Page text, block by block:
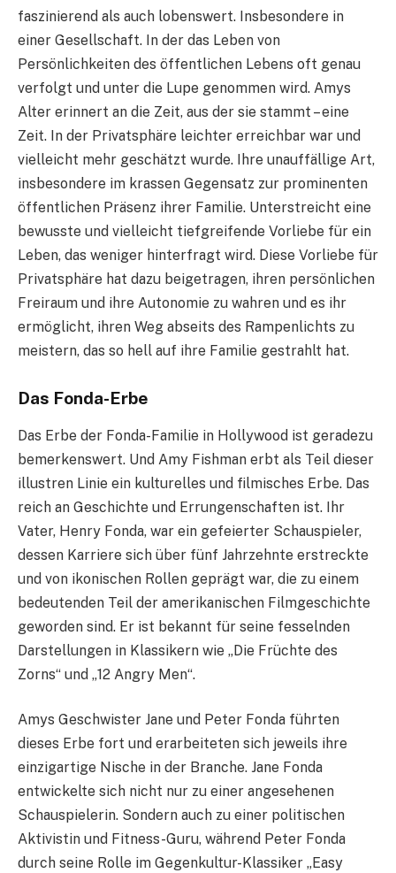
faszinierend als auch lobenswert. Insbesondere in
einer Gesellschaft. In der das Leben von
Persönlichkeiten des öffentlichen Lebens oft genau
verfolgt und unter die Lupe genommen wird. Amys
Alter erinnert an die Zeit, aus der sie stammt – eine
Zeit. In der Privatsphäre leichter erreichbar war und
vielleicht mehr geschätzt wurde. Ihre unauffällige Art,
insbesondere im krassen Gegensatz zur prominenten
öffentlichen Präsenz ihrer Familie. Unterstreicht eine
bewusste und vielleicht tiefgreifende Vorliebe für ein
Leben, das weniger hinterfragt wird. Diese Vorliebe für
Privatsphäre hat dazu beigetragen, ihren persönlichen
Freiraum und ihre Autonomie zu wahren und es ihr
ermöglicht, ihren Weg abseits des Rampenlichts zu
meistern, das so hell auf ihre Familie gestrahlt hat.
Das Fonda-Erbe
Das Erbe der Fonda-Familie in Hollywood ist geradezu
bemerkenswert. Und Amy Fishman erbt als Teil dieser
illustren Linie ein kulturelles und filmisches Erbe. Das
reich an Geschichte und Errungenschaften ist. Ihr
Vater, Henry Fonda, war ein gefeierter Schauspieler,
dessen Karriere sich über fünf Jahrzehnte erstreckte
und von ikonischen Rollen geprägt war, die zu einem
bedeutenden Teil der amerikanischen Filmgeschichte
geworden sind. Er ist bekannt für seine fesselnden
Darstellungen in Klassikern wie „Die Früchte des
Zorns“ und „12 Angry Men“.
Amys Geschwister Jane und Peter Fonda führten
dieses Erbe fort und erarbeiteten sich jeweils ihre
einzigartige Nische in der Branche. Jane Fonda
entwickelte sich nicht nur zu einer angesehenen
Schauspielerin. Sondern auch zu einer politischen
Aktivistin und Fitness-Guru, während Peter Fonda
durch seine Rolle im Gegenkultur-Klassiker „Easy